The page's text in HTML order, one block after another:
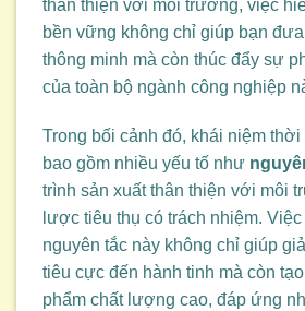
thân thiện với môi trường, việc
bền vững không chỉ giúp bạn
thông minh mà còn thúc đẩy sự
của toàn bộ ngành công nghiệp
Trong bối cảnh đó, khái niệm
bao gồm nhiều yếu tố như
trình sản xuất thân thiện với môi
lược tiêu thụ có trách nhiệm.
nguyên tắc này không chỉ giúp
tiêu cực đến hành tinh mà còn
phẩm chất lượng cao, đáp ứng